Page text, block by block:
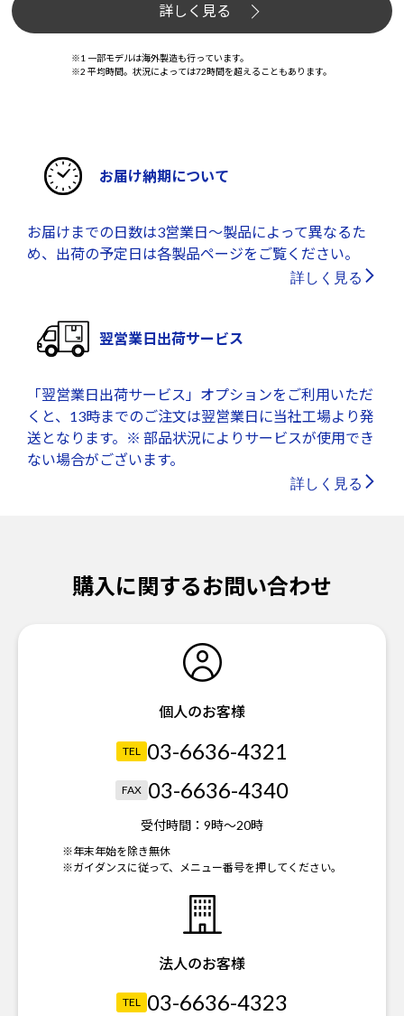
詳しく見る
※1 一部モデルは海外製造も行っています。
※2 平均時間。状況によっては72時間を超えることもあります。
お届け納期について
お届けまでの日数は3営業日～製品によって異なるた
め、出荷の予定日は各製品ページをご覧ください。
詳しく見る
翌営業日出荷サービス
「翌営業日出荷サービス」オプションをご利用いただ
くと、13時までのご注文は翌営業日に当社工場より発
送となります。※ 部品状況によりサービスが使用でき
ない場合がございます。
詳しく見る
購入に関するお問い合わせ
個人のお客様
TEL 03-6636-4321
FAX 03-6636-4340
受付時間： 9時～20時
※年末年始を除き無休
※ガイダンスに従って、メニュー番号を押してください。
法人のお客様
TEL 03-6636-4323